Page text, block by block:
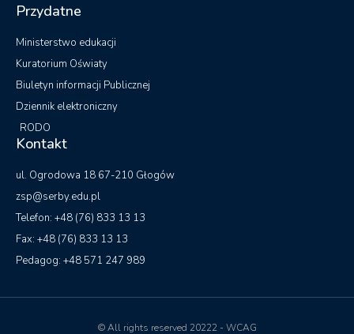
Przydatne
Ministerstwo edukacji
Kuratorium Oświaty
Biuletyn informacji Publicznej
Dziennik elektroniczny
RODO
Kontakt
ul. Ogrodowa 18 67-210 Głogów
zsp@serby.edu.pl
Telefon: +48 (76) 833 13 13
Fax: +48 (76) 833 13 13
Pedagog: +48 571 247 989
© All rights reserved 20222 - WCAG